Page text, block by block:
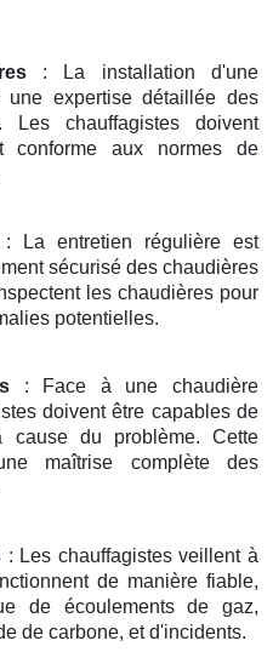
: La installation d'une
expertise détaillée des
Les chauffagistes doivent
conforme aux normes de
: La entretien régulière est
sécurisé des chaudières
les chaudières pour
potentielles.
: Face à une chaudière
doivent être capables de
cause du problème. Cette
maîtrise complète des
: Les chauffagistes veillent à
de manière fiable,
de écoulements de gaz,
de carbone, et d'incidents.